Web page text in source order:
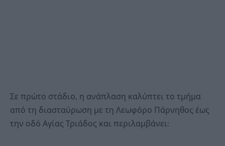
Σε πρώτο στάδιο, η ανάπλαση καλύπτει το τμήμα
από τη διασταύρωση με τη Λεωφόρο Πάρνηθος έως
την οδό Αγίας Τριάδος και περιλαμβάνει: